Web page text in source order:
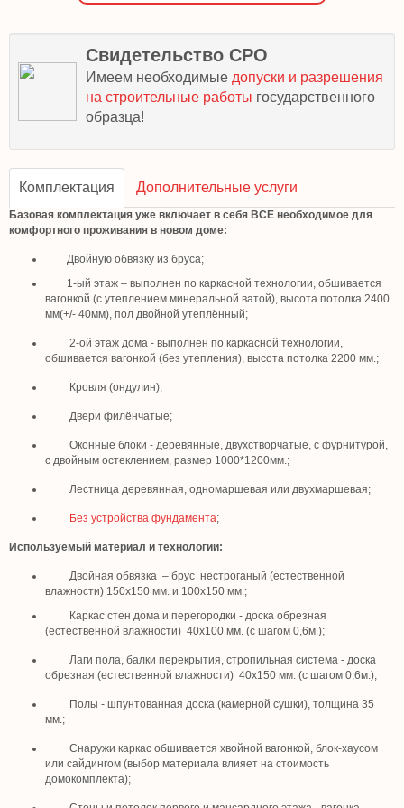
Свидетельство СРО
Имеем необходимые допуски и разрешения
на строительные работы государственного
образца!
Комплектация Дополнительные услуги
Базовая комплектация уже включает в себя ВСЁ необходимое для
комфортного проживания в новом доме:
Двойную обвязку из бруса;
1-ый этаж – выполнен по каркасной технологии, обшивается
вагонкой (с утеплением минеральной ватой), высота потолка 2400
мм(+/- 40мм), пол двойной утеплённый;
2-ой этаж дома - выполнен по каркасной технологии,
обшивается вагонкой (без утепления), высота потолка 2200 мм.;
Кровля (ондулин);
Двери филёнчатые;
Оконные блоки - деревянные, двухстворчатые, с фурнитурой,
с двойным остеклением, размер 1000*1200мм.;
Лестница деревянная, одномаршевая или двухмаршевая;
Без устройства фундамента;
Используемый материал и технологии:
Двойная обвязка – брус нестроганый (естественной
влажности) 150х150 мм. и 100х150 мм.;
Каркас стен дома и перегородки - доска обрезная
(естественной влажности) 40х100 мм. (с шагом 0,6м.);
Лаги пола, балки перекрытия, стропильная система - доска
обрезная (естественной влажности) 40х150 мм. (с шагом 0,6м.);
Полы - шпунтованная доска (камерной сушки), толщина 35
мм.;
Снаружи каркас обшивается хвойной вагонкой, блок-хаусом
или сайдингом (выбор материала влияет на стоимость
домокомплекта);